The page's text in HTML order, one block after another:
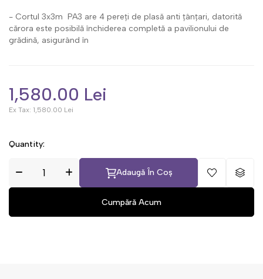
- Cortul 3x3m PA3 are 4 pereți de plasă anti țânțari, datorită
cărora este posibilă închiderea completă a pavilionului de
grădină, asigurând în
1,580.00 Lei
Ex Tax: 1,580.00 Lei
Quantity:
Adaugă În Coș